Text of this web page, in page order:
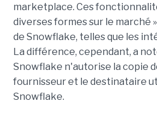
marketplace. Ces
diverses formes sur le marché
de Snowflake, telles que les
La différence, cependant, a
Snowflake n'autorise la copie
fournisseur et le destinataire
Snowflake.